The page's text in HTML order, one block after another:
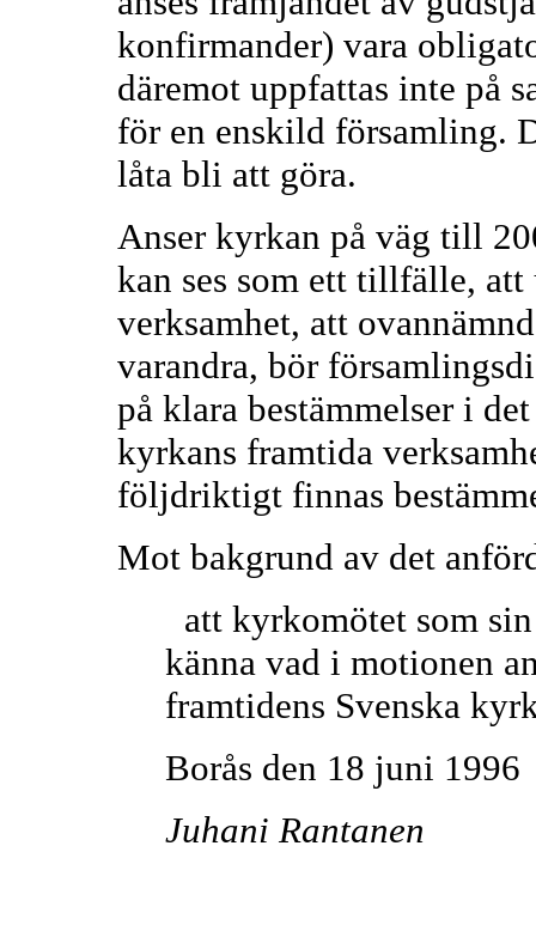
konfirmander) vara
däremot uppfattas inte på
för en enskild församling.
låta bli att göra.
Anser kyrkan på väg till
kan ses som ett tillfälle,
verksamhet, att
varandra, bör
på klara bestämmelser i
kyrkans framtida
följdriktigt finnas
Mot bakgrund av det
att kyrkomötet som
känna vad i motionen
framtidens Svenska
Borås den 18 juni 1996
Juhani Rantanen